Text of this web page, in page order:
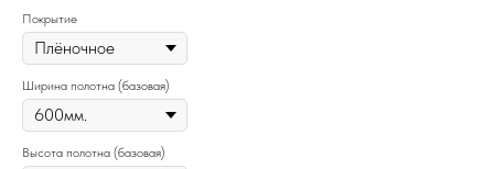
Покрытие
Ширина полотна (базовая)
Высота полотна (базовая)